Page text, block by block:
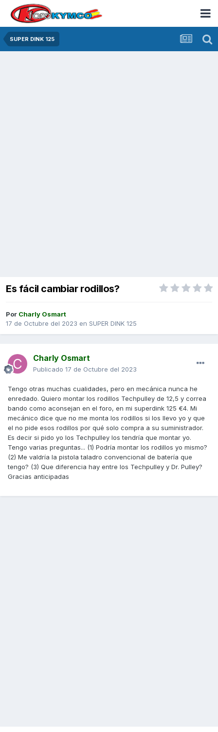
SUPER DINK 125
Es fácil cambiar rodillos?
Por Charly Osmart
17 de Octubre del 2023 en SUPER DINK 125
Charly Osmart
Publicado 17 de Octubre del 2023
Tengo otras muchas cualidades, pero en mecánica nunca he
enredado. Quiero montar los rodillos Techpulley de 12,5 y correa
bando como aconsejan en el foro, en mi superdink 125 €4. Mi
mecánico dice que no me monta los rodillos si los llevo yo y que
el no pide esos rodillos por qué solo compra a su suministrador.
Es decir si pido yo los Techpulley los tendría que montar yo.
Tengo varias preguntas... (1) Podría montar los rodillos yo mismo?
(2) Me valdría la pistola taladro convencional de batería que
tengo? (3) Que diferencia hay entre los Techpulley y Dr. Pulley?
Gracias anticipadas